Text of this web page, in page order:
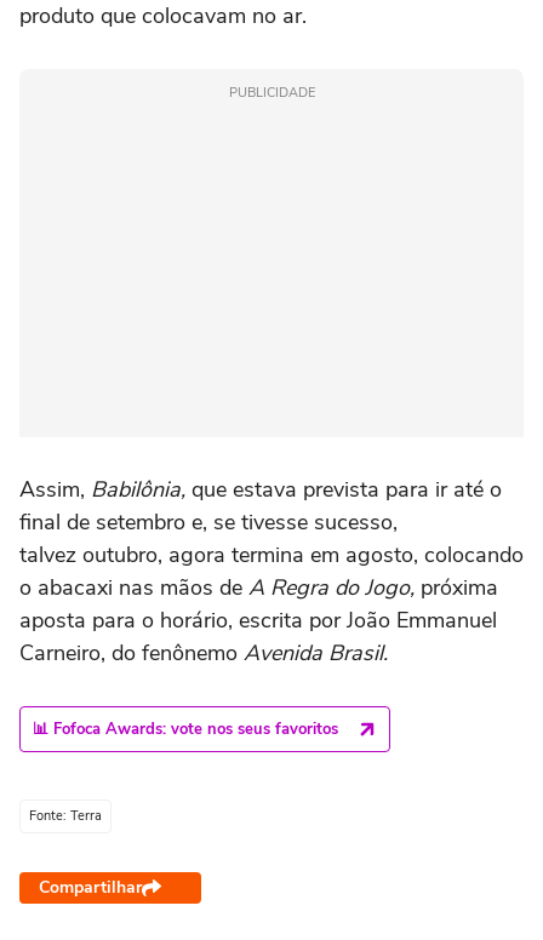
produto que colocavam no ar.
PUBLICIDADE
Assim, Babilônia, que estava prevista para ir até o
final de setembro e, se tivesse sucesso,
talvez outubro, agora termina em agosto, colocando
o abacaxi nas mãos de A Regra do Jogo, próxima
aposta para o horário, escrita por João Emmanuel
Carneiro, do fenônemo Avenida Brasil.
📊 Fofoca Awards: vote nos seus favoritos
Fonte: Terra
Compartilhar